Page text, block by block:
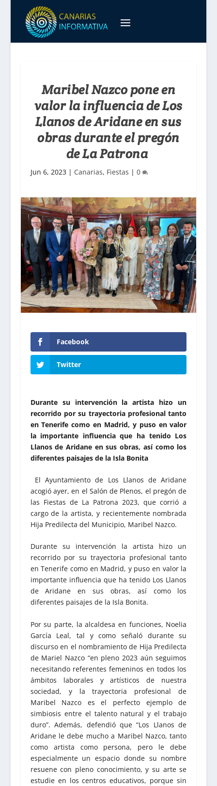
Maribel Nazco pone en
valor la influencia de Los
Llanos de Aridane en sus
obras durante el pregón
de La Patrona
Jun 6, 2023 | Canarias, Fiestas | 0
Facebook
Twitter
Durante su intervención la artista hizo un
recorrido por su trayectoria profesional tanto
en Tenerife como en Madrid, y puso en valor
la importante influencia que ha tenido Los
Llanos de Aridane en sus obras, así como los
diferentes paisajes de la Isla Bonita
El Ayuntamiento de Los Llanos de Aridane
acogió ayer, en el Salón de Plenos, el pregón de
las Fiestas de La Patrona 2023, que corrió a
cargo de la artista, y recientemente nombrada
Hija Predilecta del Municipio, Maribel Nazco.
Durante su intervención la artista hizo un
recorrido por su trayectoria profesional tanto
en Tenerife como en Madrid, y puso en valor la
importante influencia que ha tenido Los Llanos
de Aridane en sus obras, así como los
diferentes paisajes de la Isla Bonita.
Por su parte, la alcaldesa en funciones, Noelia
García Leal, tal y como señaló durante su
discurso en el nombramiento de Hija Predilecta
de Mariel Nazco “en pleno 2023 aún seguimos
necesitando referentes femeninos en todos los
ámbitos laborales y artísticos de nuestra
sociedad, y la trayectoria profesional de
Maribel Nazco es el perfecto ejemplo de
simbiosis entre el talento natural y el trabajo
duro”. Además, defendió que “Los Llanos de
Aridane le debe mucho a Maribel Nazco, tanto
como artista como persona, pero le debe
especialmente un espacio donde su nombre
resuene con pleno conocimiento, y su arte se
estudie en los centros educativos, porque sin